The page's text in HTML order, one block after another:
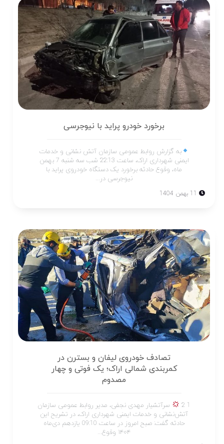
برخورد خودرو پراید با نیوجرسی
به گزارش روابط عمومی سازمان آتش نشانی و خدمات
ایمنی شهرداری اراک، ساعت 22:13 شب سه شنبه 7 بهمن
ماه، وقوع حادثه برخورد یک دستگاه خودروی پراید با
نیوجرسی در...
11 بهمن 1404
تصادف خودروی لیفان و بسترن در
کمربندی شمالی اراک؛ یک فوتی و چهار
مصدوم
1 2
سرآتشیار مهدی نجفی، مدیر روابط عمومی سازمان
آتش‌نشانی و خدمات ایمنی شهرداری اراک، در تشریح این
حادثه گفت: صبح امروز در ساعت 09:10 یازدهم دی‌ماه
۱۴۰۴ وقوع...